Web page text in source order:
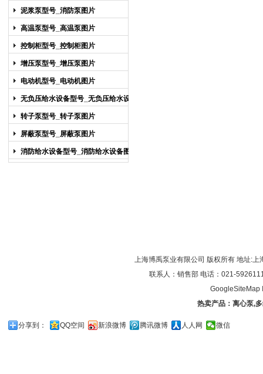
泥浆泵型号_消防泵图片
高温泵型号_高温泵图片
控制柜型号_控制柜图片
增压泵型号_增压泵图片
电动机型号_电动机图片
无负压给水设备型号_无负压给水设备
图片
转子泵型号_转子泵图片
屏蔽泵型号_屏蔽泵图片
消防给水设备型号_消防给水设备图片
上海博禹泵业有限公司 版权所有 地址:
联系人：销售部 电话：021-
GoogleSiteMap
热卖产品： 离心泵,
分享到： QQ空间 新浪微博 腾讯微博 人人网 微信